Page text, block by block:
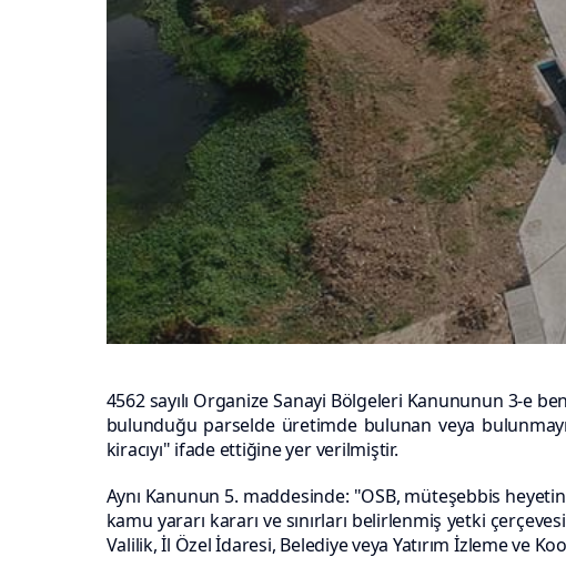
4562 sayılı Organize Sanayi Bölgeleri Kanununun 3-e
bulunduğu parselde üretimde bulunan veya
kiracıyı" ifade ettiğine yer verilmiştir.
Aynı Kanunun 5. maddesinde: "OSB, müteşebbis
kamu yararı kararı ve sınırları belirlenmiş yetki
Valilik, İl Özel İdaresi, Belediye veya Yatırım İzleme ve